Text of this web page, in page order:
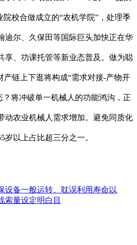
院校合做成立的“农机学院”，处理季
迪尔、久保田等国际巨头加快正在华
享、功课托管等新业态普及。做为聪
产链上下逛将构成“需求对接-产物开
？将冲破单一机械人的功能鸿沟，正
动农业机械人需求增加。避免同质化
以上占比超三分之一。
设备一般运转、耽误利用寿命以
索量设定明白目